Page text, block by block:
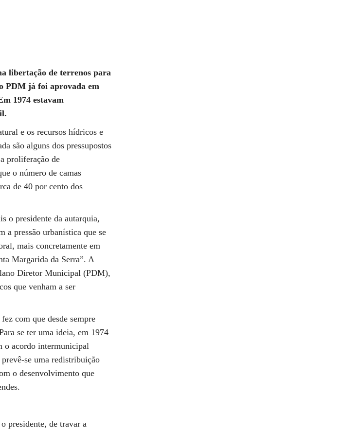
libertação de terrenos para
PDM já foi aprovada em
1974 estavam
e os recursos hídricos e
são alguns dos pressupostos
proliferação de
o número de camas
de 40 por cento dos
o presidente da autarquia,
a pressão urbanística que se
mais concretamente em
Margarida da Serra”. A
Diretor Municipal (PDM),
que venham a ser
com que desde sempre
se ter uma ideia, em 1974
o acordo intermunicipal
se uma redistribuição
o desenvolvimento que
presidente, de travar a